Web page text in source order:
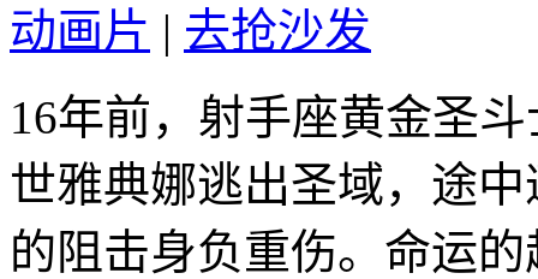
动画片 | 去抢沙发
16年前，射手座黄金圣
世雅典娜逃出圣域，途
的阻击身负重伤。命运